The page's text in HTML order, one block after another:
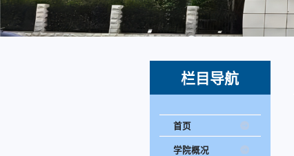
栏目导航
首页
学院概况